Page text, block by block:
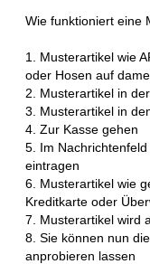
Wie funktioniert eine
1. Musterartikel wie
oder Hosen auf
2. Musterartikel in
3. Musterartikel in
4. Zur Kasse gehen
5. Im
eintragen
6. Musterartikel wie
Kreditkarte oder
7. Musterartikel wird
8. Sie können nun
anprobieren lassen